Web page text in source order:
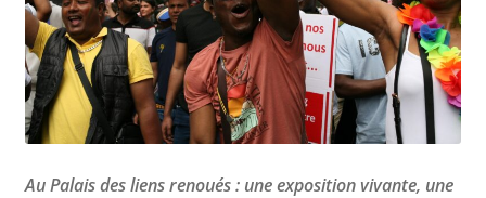
Au Palais des liens renoués : une exposition vivante, une